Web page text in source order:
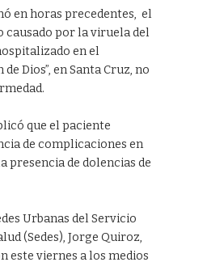
en horas precedentes, el
por la viruela del
en el
Dios”, en Santa Cruz, no
que el paciente
de complicaciones en
presencia de dolencias de
Urbanas del Servicio
(Sedes), Jorge Quiroz,
este viernes a los medios